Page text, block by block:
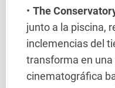
The
junto a la piscina,
inclemencias del
transforma en
cinematográfica